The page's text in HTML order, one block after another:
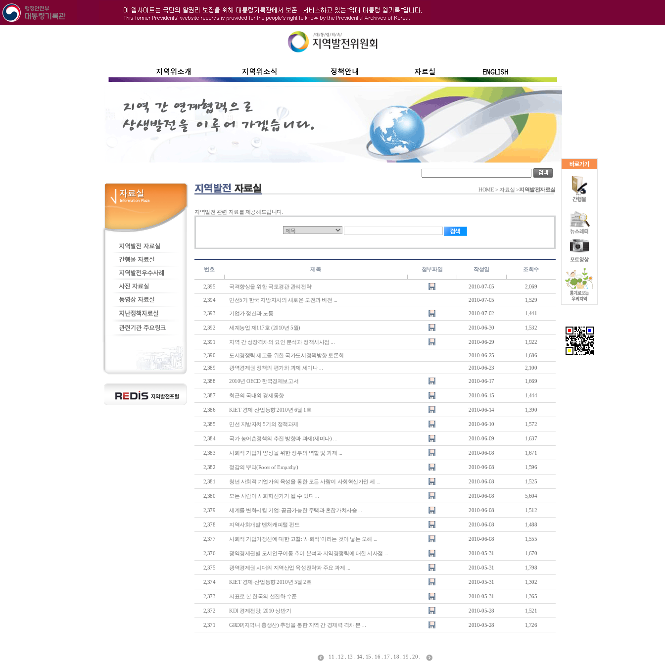
HOME > 자료실 >지역발전자료실
지역발전 관련 자료를 제공해드립니다.
번호 제목 첨부파일 작성일 조회수
2,395 국격향상을 위한 국토경관 관리전략 2010-07-05 2,069
2,394 민선5기 한국 지방자치의 새로운 도전과 비전 ... 2010-07-05 1,529
2,393 기업가 정신과 노동 2010-07-02 1,441
2,392 세계농업 제117호 (2010년 5월) 2010-06-30 1,532
2,391 지역 간 성장격차의 요인 분석과 정책시사점 ... 2010-06-29 1,922
2,390 도시경쟁력 제고를 위한 국가도시정책방향 토론회 ... 2010-06-25 1,686
2,389 광역경제권 정책의 평가와 과제 세미나 ... 2010-06-23 2,100
2,388 2010년 OECD 한국경제보고서 2010-06-17 1,669
2,387 최근의 국내외 경제동향 2010-06-15 1,444
2,386 KIET 경제·산업동향 2010년 6월 1호 2010-06-14 1,390
2,385 민선 지방자치 5기의 정책과제 2010-06-10 1,572
2,384 국가 농어촌정책의 추진 방향과 과제(세미나) ... 2010-06-09 1,637
2,383 사회적 기업가 양성을 위한 정부의 역할 및 과제 ... 2010-06-08 1,671
2,382 정감의 뿌리(Roots of Empathy) 2010-06-08 1,596
2,381 청년 사회적 기업가의 육성을 통한 모든 사람이 사회혁신가인 세 ... 2010-06-08 1,525
2,380 모든 사람이 사회혁신가가 될 수 있다 ... 2010-06-08 5,604
2,379 세계를 변화시킬 기업: 공급가능한 주택과 혼합가치사슬 ... 2010-06-08 1,512
2,378 지역사회개발 벤처캐피털 펀드 2010-06-08 1,488
2,377 사회적 기업가정신에 대한 고찰:‘사회적’이라는 것이 낳는 오해 ... 2010-06-08 1,555
2,376 광역경제권별 도시인구이동 추이 분석과 지역경쟁력에 대한 시사점 ... 2010-05-31 1,670
2,375 광역경제권 시대의 지역산업 육성전략과 주요 과제 ... 2010-05-31 1,798
2,374 KIET 경제·산업동향 2010년 5월 2호 2010-05-31 1,302
2,373 지표로 본 한국의 선진화 수준 2010-05-31 1,365
2,372 KDI 경제전망, 2010 상반기 2010-05-28 1,521
2,371 GRDP(지역내 총생산) 추정을 통한 지역 간 경제력 격차 분 ... 2010-05-28 1,726
11 . 12 . 13 . 14. 15 . 16 . 17 . 18 . 19 . 20 .